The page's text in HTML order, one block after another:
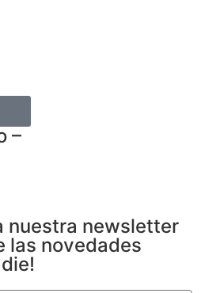
–
nuestra newsletter
las novedades